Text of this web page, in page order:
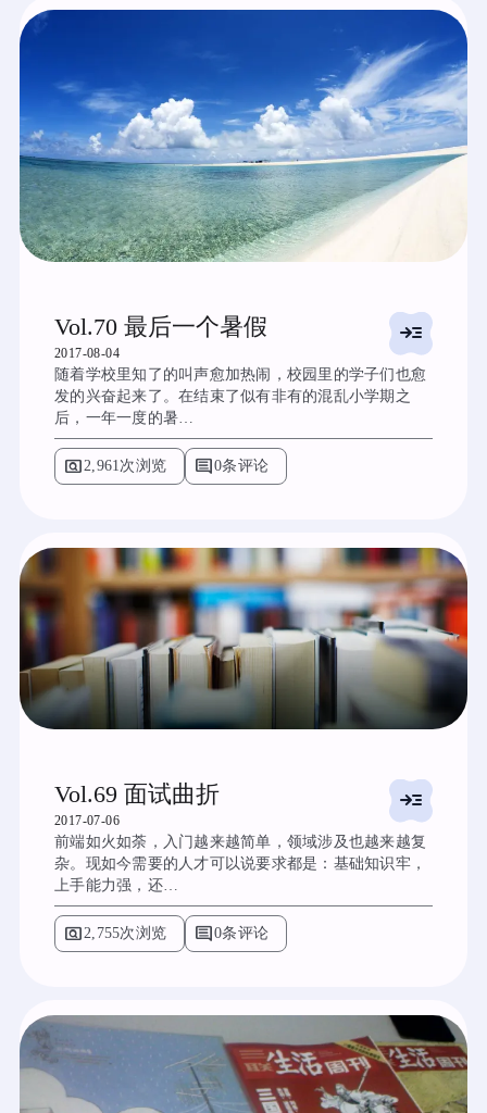
Vol.70 最后一个暑假
2017-08-04
read_more
随着学校里知了的叫声愈加热闹，校园里的学子们也愈
发的兴奋起来了。在结束了似有非有的混乱小学期之
后，一年一度的暑…
pageview 2,961次浏览 comment0条评论
Vol.69 面试曲折
2017-07-06
read_more
前端如火如荼，入门越来越简单，领域涉及也越来越复
杂。现如今需要的人才可以说要求都是：基础知识牢，
上手能力强，还…
pageview 2,755次浏览 comment0条评论